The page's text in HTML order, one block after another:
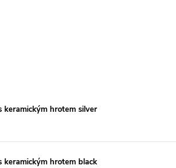
keramickým hrotem silver
keramickým hrotem black